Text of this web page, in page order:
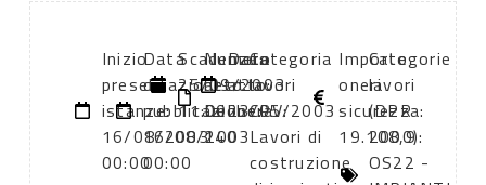
Inizio
presentazione
istanze:
16/08/2003
00:00
Data
di
pubblicazione:
16/08/2003
00:00
Scadenza:
25/09/2003
11:00
Numero
atto:
Delibera
140
Data
atto:
23/05/2003
Categoria
lavori
CPV:
Lavori di
costruzione
Importo
oneri
sicurezza:
19.108,9
Categorie
lavori
(DPR
2000):
OS22 -